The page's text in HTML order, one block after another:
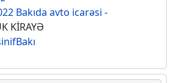
Bakıda avto icarəsi -
KİRAYƏ
Bakı